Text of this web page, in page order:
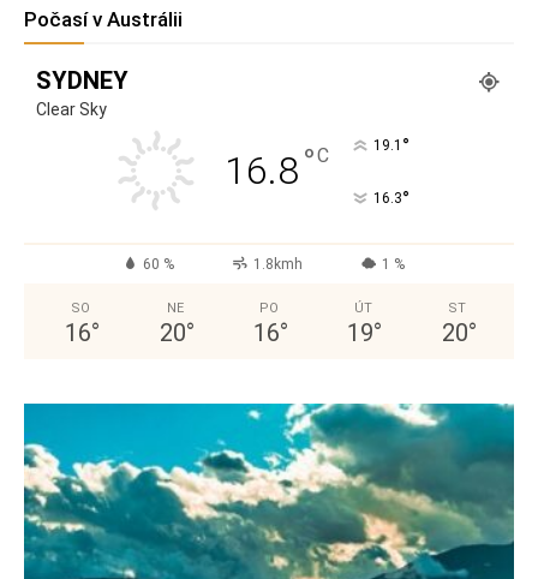
Počasí v Austrálii
SYDNEY
Clear Sky
16.8°C 19.1 °
16.3°
60 % 1.8kmh 1 %
SO
16°
NE
20°
PO
16°
ÚT
19°
ST
20°